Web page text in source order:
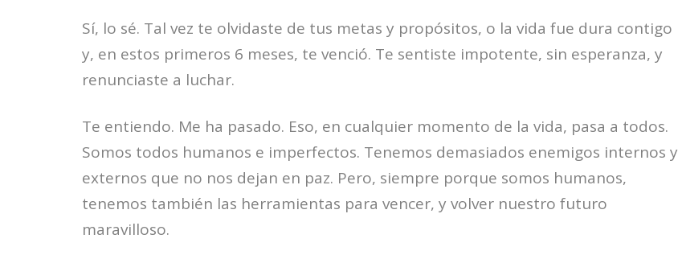
Sí, lo sé. Tal vez te olvidaste de tus metas y propósitos, o la vida fue dura contigo
y, en estos primeros 6 meses, te venció. Te sentiste impotente, sin esperanza, y
renunciaste a luchar.
Te entiendo. Me ha pasado. Eso, en cualquier momento de la vida, pasa a todos.
Somos todos humanos e imperfectos. Tenemos demasiados enemigos internos y
externos que no nos dejan en paz. Pero, siempre porque somos humanos,
tenemos también las herramientas para vencer, y volver nuestro futuro
maravilloso.